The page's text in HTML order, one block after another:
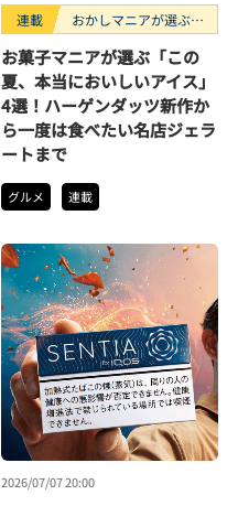
連載
おかしマニアが選ぶお
お菓子マニアが選ぶ「この
夏、本当においしいアイス」
4選！ハーゲンダッツ新作か
ら一度は食べたい名店ジェラ
ートまで
グルメ 連載
2026/07/07 20:00